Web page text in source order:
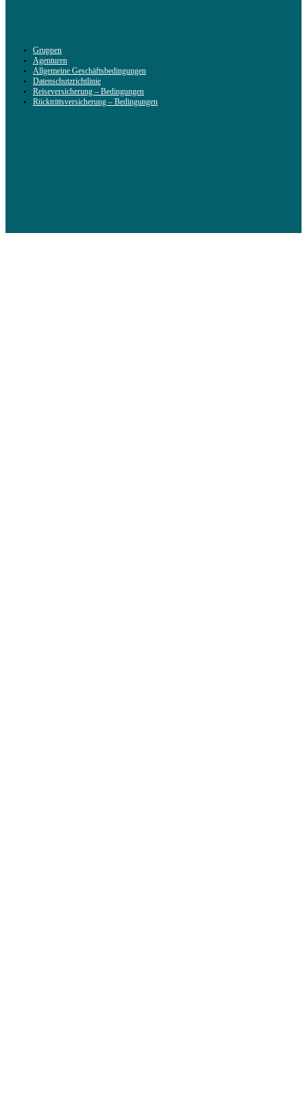
Gruppen
Agenturen
Allgemeine Geschäftsbedingungen
Datenschutzrichtlinie
Reiseversicherung – Bedingungen
Rücktrittsversicherung – Bedingungen